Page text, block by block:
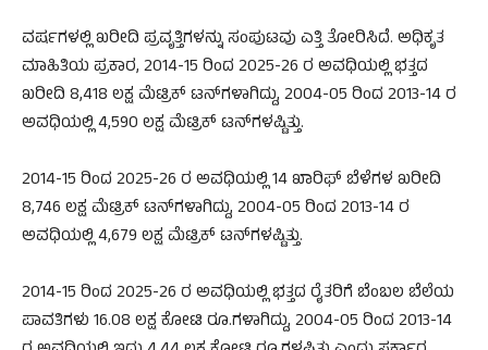
ವರ್ಷಗಳಲ್ಲಿ ಖರೀದಿ ಪ್ರವೃತ್ತಿಗಳನ್ನು ಸಂಪುಟವು ಎತ್ತಿ ತೋರಿಸಿದೆ. ಅಧಿಕೃತ
ಮಾಹಿತಿಯ ಪ್ರಕಾರ, 2014-15 ರಿಂದ 2025-26 ರ ಅವಧಿಯಲ್ಲಿ ಭತ್ತದ
ಖರೀದಿ 8,418 ಲಕ್ಷ ಮೆಟ್ರಿಕ್ ಟನ್‌ಗಳಾಗಿದ್ದು, 2004-05 ರಿಂದ 2013-14 ರ
ಅವಧಿಯಲ್ಲಿ 4,590 ಲಕ್ಷ ಮೆಟ್ರಿಕ್ ಟನ್‌ಗಳಷ್ಟಿತ್ತು.
2014-15 ರಿಂದ 2025-26 ರ ಅವಧಿಯಲ್ಲಿ 14 ಖಾರಿಫ್ ಬೆಳೆಗಳ ಖರೀದಿ
8,746 ಲಕ್ಷ ಮೆಟ್ರಿಕ್ ಟನ್‌ಗಳಾಗಿದ್ದು, 2004-05 ರಿಂದ 2013-14 ರ
ಅವಧಿಯಲ್ಲಿ 4,679 ಲಕ್ಷ ಮೆಟ್ರಿಕ್ ಟನ್‌ಗಳಷ್ಟಿತ್ತು.
2014-15 ರಿಂದ 2025-26 ರ ಅವಧಿಯಲ್ಲಿ ಭತ್ತದ ರೈತರಿಗೆ ಬೆಂಬಲ ಬೆಲೆಯ
ಪಾವತಿಗಳು 16.08 ಲಕ್ಷ ಕೋಟಿ ರೂ.ಗಳಾಗಿದ್ದು, 2004-05 ರಿಂದ 2013-14